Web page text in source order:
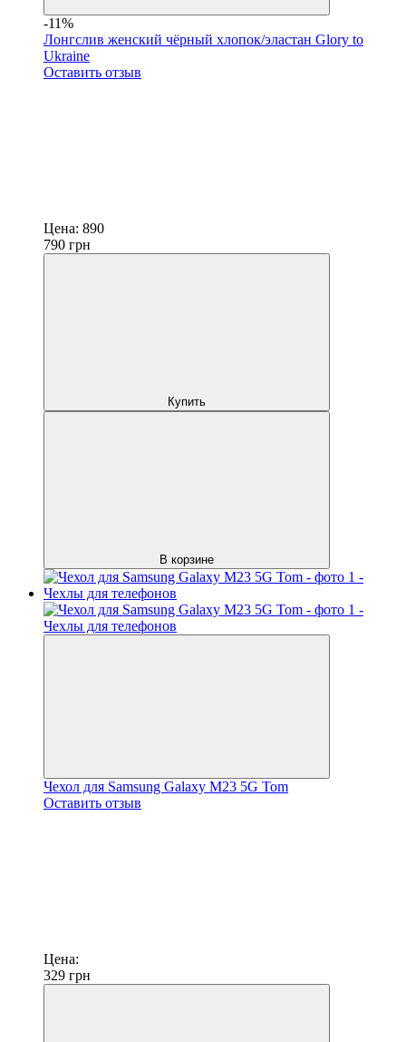
-11%
Лонгслив женский чёрный хлопок/эластан Glory to
Ukraine
Оставить отзыв
Цена: 890
790 грн
Купить
В корзине
Чехол для Samsung Galaxy M23 5G Tom
Оставить отзыв
Цена:
329 грн